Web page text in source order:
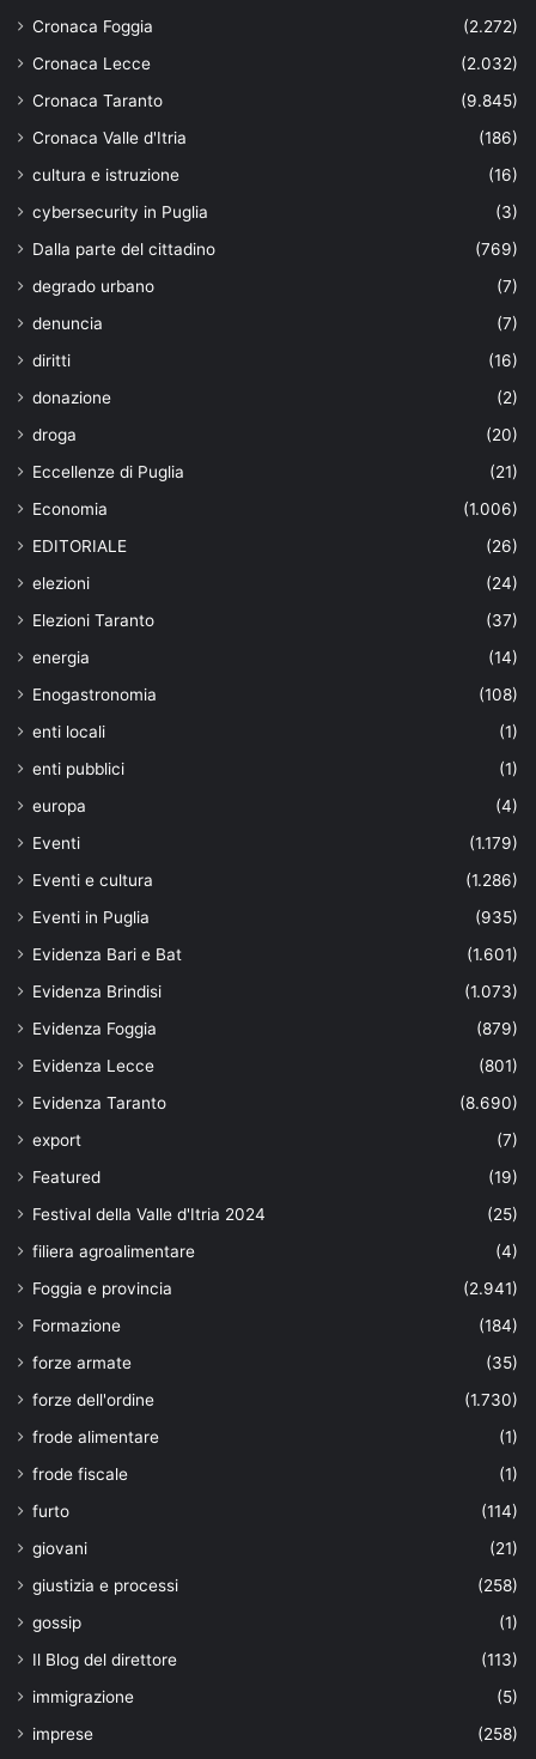
Cronaca Foggia
(2.272)
Cronaca Lecce
(2.032)
Cronaca Taranto
(9.845)
Cronaca Valle d'Itria
(186)
cultura e istruzione
(16)
cybersecurity in Puglia
(3)
Dalla parte del cittadino
(769)
degrado urbano
(7)
denuncia
(7)
diritti
(16)
donazione
(2)
droga
(20)
Eccellenze di Puglia
(21)
Economia
(1.006)
EDITORIALE
(26)
elezioni
(24)
Elezioni Taranto
(37)
energia
(14)
Enogastronomia
(108)
enti locali
(1)
enti pubblici
(1)
europa
(4)
Eventi
(1.179)
Eventi e cultura
(1.286)
Eventi in Puglia
(935)
Evidenza Bari e Bat
(1.601)
Evidenza Brindisi
(1.073)
Evidenza Foggia
(879)
Evidenza Lecce
(801)
Evidenza Taranto
(8.690)
export
(7)
Featured
(19)
Festival della Valle d'Itria 2024
(25)
filiera agroalimentare
(4)
Foggia e provincia
(2.941)
Formazione
(184)
forze armate
(35)
forze dell'ordine
(1.730)
frode alimentare
(1)
frode fiscale
(1)
furto
(114)
giovani
(21)
giustizia e processi
(258)
gossip
(1)
Il Blog del direttore
(113)
immigrazione
(5)
imprese
(258)